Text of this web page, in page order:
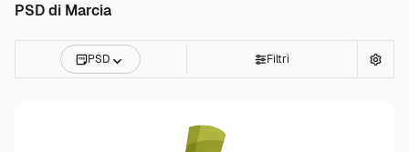
PSD di Marcia
PSD Filtri